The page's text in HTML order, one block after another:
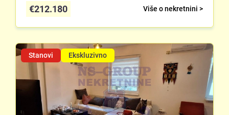
Više o nekretnini >
€212.180
Stanovi Ekskluzivno